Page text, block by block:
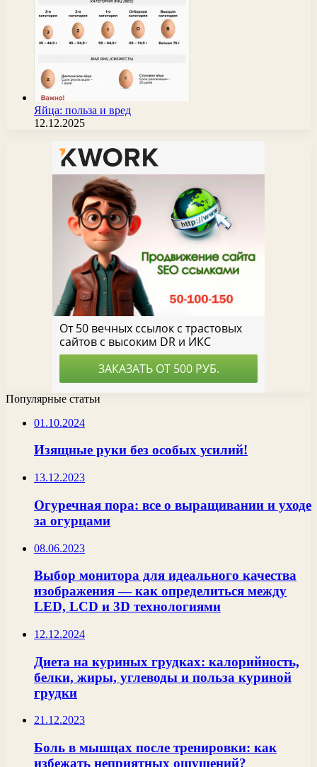
Яйца: польза и вред
12.12.2025
Популярные статьи
01.10.2024
Изящные руки без особых усилий!
13.12.2023
Огуречная пора: все о выращивании и уходе
за огурцами
08.06.2023
Выбор монитора для идеального качества
изображения — как определиться между
LED, LCD и 3D технологиями
12.12.2024
Диета на куриных грудках: калорийность,
белки, жиры, углеводы и польза куриной
грудки
21.12.2023
Боль в мышцах после тренировки: как
избежать неприятных ощущений?